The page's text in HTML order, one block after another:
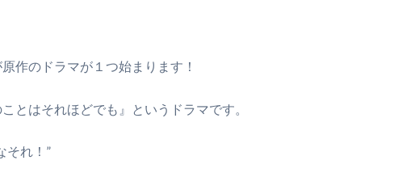
作のドラマが１つ始まります！
ことはそれほどでも』というドラマです。
それ！”